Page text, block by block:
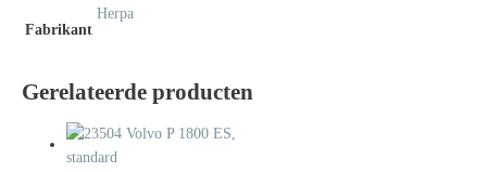
Fabrikant
Herpa
Gerelateerde producten